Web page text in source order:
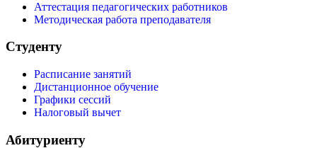
Аттестация педагогических работников
Методическая работа преподавателя
Студенту
Расписание занятий
Дистанционное обучение
Графики сессий
Налоговый вычет
Абитуриенту